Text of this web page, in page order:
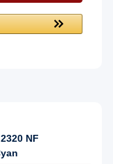
NF